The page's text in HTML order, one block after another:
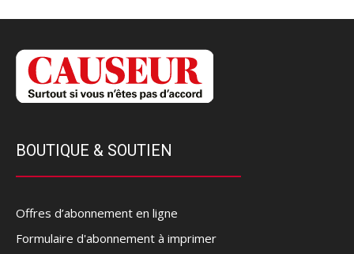
BOUTIQUE & SOUTIEN
Offres d’abonnement en ligne
Formulaire d'abonnement à imprimer